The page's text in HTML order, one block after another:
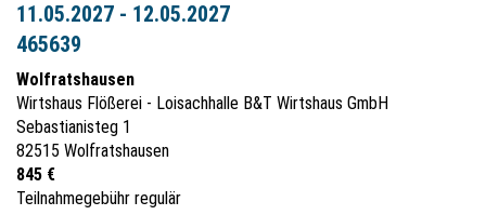
11.05.2027 - 12.05.2027
465639
Wolfratshausen
Wirtshaus Flößerei - Loisachhalle B&T Wirtshaus GmbH
Sebastianisteg 1
82515 Wolfratshausen
845 €
Teilnahmegebühr regulär